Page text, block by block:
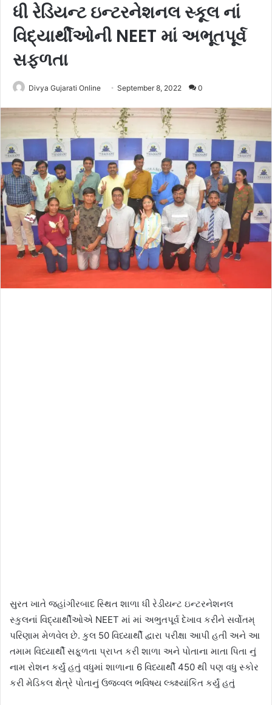
ધી રેડિયન્ટ ઇન્ટરનેશનલ સ્કૂલ નાં
વિદ્યાર્થીઓની NEET માં અભૂતપૂર્વ
સફળતા
Divya Gujarati Online September 8, 2022 0
સુરત ખાતે જહાંગીરબાદ સ્થિત શાળા ધી રેડીયન્ટ ઇન્ટરનેશનલ
સ્કુલનાં વિદ્યાર્થીઓએ NEET માં માં અભુતપૂર્વ દેખાવ કરીને સર્વોતમ્
પરિણામ મેળવેલ છે. કુલ 50 વિધ્યાર્થી દ્વારા પરીક્ષા આપી હતી અને આ
તમામ વિધ્યાર્થી સફ્ર્ળતા પ્રાપ્ત કરી શાળા અને પોતાના માતા પિતા નું
નામ રોશન કર્યું હતું વધુમાં શાળાના 6 વિધ્યાર્થી 450 થી પણ વધુ સ્કોર
કરી મેડિકલ ક્ષેત્રે પોતાનું ઉજવ્વલ ભવિષય લ્ક્ક્ષ્યાંકિત કર્યું હતું